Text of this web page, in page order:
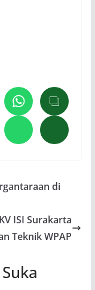
di
ISI Surakarta
Teknik WPAP